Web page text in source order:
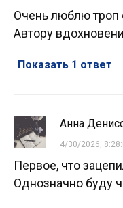
Очень люблю троп
Автору
Показать 1 ответ
Анна
4/30/2026,
Первое, что
Однозначно буду